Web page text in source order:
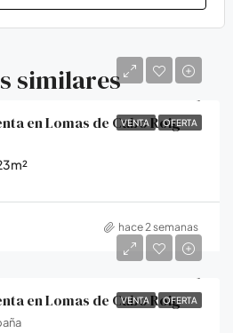
similares
VENTA OFERTA
en Lomas de Cabo Roig
m²
hace 2 semanas
VENTA OFERTA
en Lomas de Cabo Roig